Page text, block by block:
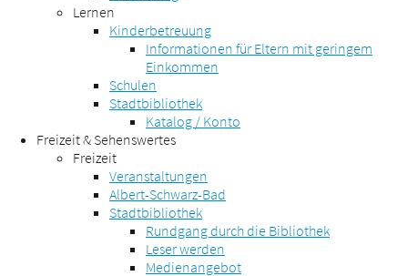
Lernen
Kinderbetreuung
Informationen für Eltern mit geringem
Einkommen
Schulen
Stadtbibliothek
Katalog / Konto
Freizeit & Sehenswertes
Freizeit
Veranstaltungen
Albert-Schwarz-Bad
Stadtbibliothek
Rundgang durch die Bibliothek
Leser werden
Medienangebot